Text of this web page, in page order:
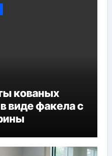
кованых
виде факела с